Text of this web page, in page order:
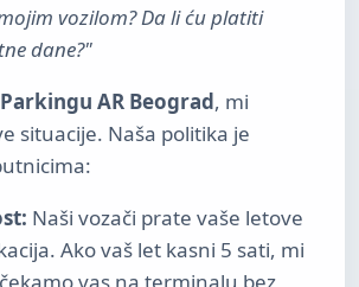
vozilom? Da li ću platiti
dane?"
AR Beograd, mi
situacije. Naša politika je
Naši vozači prate vaše letove
Ako vaš let kasni 5 sati, mi